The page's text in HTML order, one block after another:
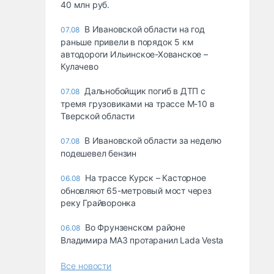
40 млн руб.
07.08 В Ивановской области на год
раньше привели в порядок 5 км
автодороги Ильинское-Хованское –
Кулачево
07.08 Дальнобойщик погиб в ДТП с
тремя грузовиками на трассе М-10 в
Тверской области
07.08 В Ивановской области за неделю
подешевел бензин
06.08 На трассе Курск – Касторное
обновляют 65-метровый мост через
реку Грайворонка
06.08 Во Фрунзенском районе
Владимира МАЗ протаранил Lada Vesta
Все новости